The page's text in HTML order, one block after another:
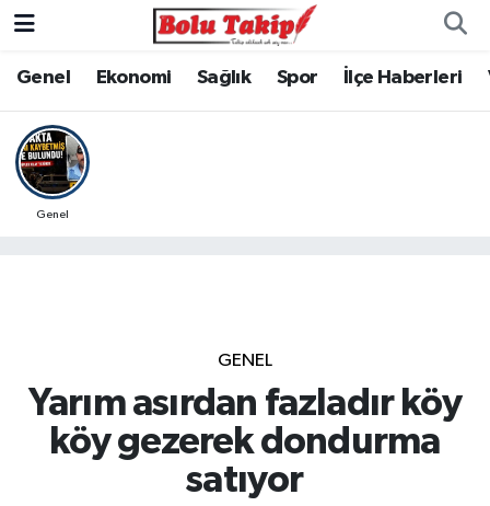
Genel Ekonomi Sağlık Spor İlçe Haberleri
Genel
GENEL
Yarım asırdan fazladır köy
köy gezerek dondurma
satıyor